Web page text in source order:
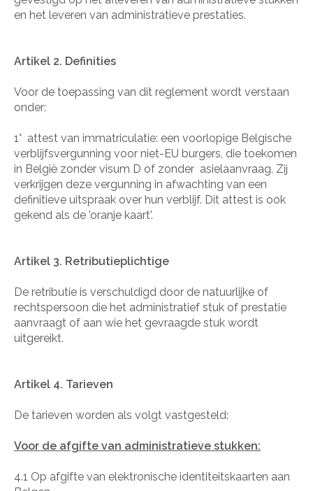
en het leveren van administratieve prestaties.
Artikel 2. Definities
Voor de toepassing van dit reglement wordt verstaan
onder:
1° attest van immatriculatie: een voorlopige Belgische
verblijfsvergunning voor niet-EU burgers, die toekomen
in België zonder visum D of zonder asielaanvraag. Zij
verkrijgen deze vergunning in afwachting van een
definitieve uitspraak over hun verblijf. Dit attest is ook
gekend als de 'oranje kaart'.
Artikel 3. Retributieplichtige
De retributie is verschuldigd door de natuurlijke of
rechtspersoon die het administratief stuk of prestatie
aanvraagt of aan wie het gevraagde stuk wordt
uitgereikt.
Artikel 4. Tarieven
De tarieven worden als volgt vastgesteld:
Voor de afgifte van administratieve stukken:
4.1 Op afgifte van elektronische identiteitskaarten aan